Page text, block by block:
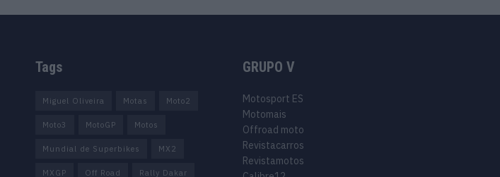
Tags
Miguel Oliveira Motas Moto2
Moto3 MotoGP Motos
Mundial de Superbikes MX2
MXGP Off Road Rally Dakar
GRUPO V
Motosport ES
Motomais
Offroad moto
Revistacarros
Revistamotos